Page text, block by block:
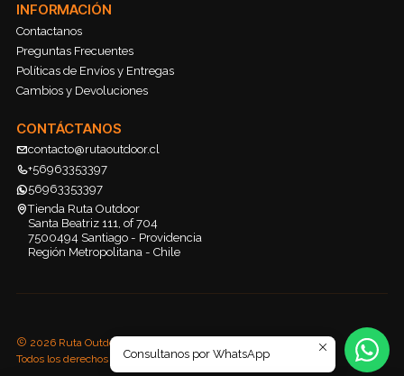
INFORMACIÓN
Contactanos
Preguntas Frecuentes
Políticas de Envíos y Entregas
Cambios y Devoluciones
CONTÁCTANOS
contacto@rutaoutdoor.cl
+56963353397
56963353397
Tienda Ruta Outdoor
Santa Beatriz 111, of 704
7500494 Santiago - Providencia
Región Metropolitana - Chile
2026 Ruta Outdoor.
Todos los derechos reservados.Desarrollado por Jumpseller
Consultanos por WhatsApp